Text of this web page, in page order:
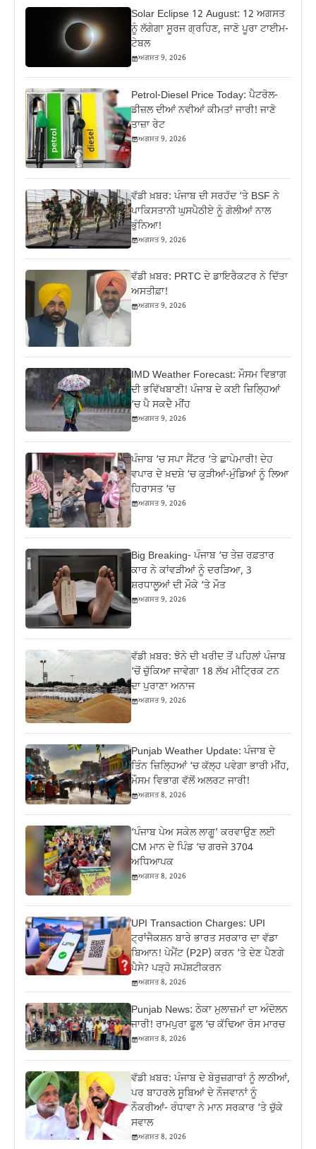
Solar Eclipse 12 August: 12 ਅਗਸਤ
ਨੂੰ ਲੱਗੇਗਾ ਸੂਰਜ ਗ੍ਰਹਿਣ, ਜਾਣੋ ਪੂਰਾ ਟਾਈਮ-
ਟੇਬਲ
ਅਗਸਤ 9, 2026
Petrol-Diesel Price Today: ਪੈਟਰੋਲ-
ਡੀਜ਼ਲ ਦੀਆਂ ਨਵੀਆਂ ਕੀਮਤਾਂ ਜਾਰੀ! ਜਾਣੋ
ਤਾਜ਼ਾ ਰੇਟ
ਅਗਸਤ 9, 2026
ਵੱਡੀ ਖ਼ਬਰ: ਪੰਜਾਬ ਦੀ ਸਰਹੱਦ ‘ਤੇ BSF ਨੇ
ਪਾਕਿਸਤਾਨੀ ਘੁਸਪੈਠੀਏ ਨੂੰ ਗੋਲੀਆਂ ਨਾਲ
ਭੁੰਨਿਆ!
ਅਗਸਤ 9, 2026
ਵੱਡੀ ਖ਼ਬਰ: PRTC ਦੇ ਡਾਇਰੈਕਟਰ ਨੇ ਦਿੱਤਾ
ਅਸਤੀਫ਼ਾ!
ਅਗਸਤ 9, 2026
IMD Weather Forecast: ਮੌਸਮ ਵਿਭਾਗ
ਦੀ ਭਵਿੱਖਬਾਣੀ! ਪੰਜਾਬ ਦੇ ਕਈ ਜ਼ਿਲ੍ਹਿਆਂ
‘ਚ ਪੈ ਸਕਦੈ ਮੀਂਹ
ਅਗਸਤ 9, 2026
ਪੰਜਾਬ ‘ਚ ਸਪਾ ਸੈਂਟਰ ‘ਤੇ ਛਾਪੇਮਾਰੀ! ਦੇਹ
ਵਪਾਰ ਦੇ ਖ਼ਦਸ਼ੇ ‘ਚ ਕੁੜੀਆਂ-ਮੁੰਡਿਆਂ ਨੂੰ ਲਿਆ
ਹਿਰਾਸਤ ‘ਚ
ਅਗਸਤ 9, 2026
Big Breaking- ਪੰਜਾਬ ‘ਚ ਤੇਜ਼ ਰਫ਼ਤਾਰ
ਕਾਰ ਨੇ ਕਾਂਵੜੀਆਂ ਨੂੰ ਦਰੜਿਆ, 3
ਸ਼ਰਧਾਲੂਆਂ ਦੀ ਮੌਕੇ ‘ਤੇ ਮੌਤ
ਅਗਸਤ 9, 2026
ਵੱਡੀ ਖ਼ਬਰ: ਝੋਨੇ ਦੀ ਖਰੀਦ ਤੋਂ ਪਹਿਲਾਂ ਪੰਜਾਬ
‘ਚੋਂ ਚੁੱਕਿਆ ਜਾਵੇਗਾ 18 ਲੱਖ ਮੀਟ੍ਰਿਕ ਟਨ
ਦਾ ਪੁਰਾਣਾ ਅਨਾਜ
ਅਗਸਤ 9, 2026
Punjab Weather Update: ਪੰਜਾਬ ਦੇ
ਤਿੰਨ ਜ਼‍ਿਲ੍ਹਿਆਂ ‘ਚ ਕੱਲ੍ਹ ਪਵੇਗਾ ਭਾਰੀ ਮੀਂਹ,
ਮੌਸਮ ਵਿਭਾਗ ਵੱਲੋਂ ਅਲਰਟ ਜਾਰੀ!
ਅਗਸਤ 8, 2026
‘ਪੰਜਾਬ ਪੇਅ ਸਕੇਲ ਲਾਗੂ’ ਕਰਵਾਉਣ ਲਈ
CM ਮਾਨ ਦੇ ਪਿੰਡ ‘ਚ ਗਰਜੇ 3704
ਅਧਿਆਪਕ
ਅਗਸਤ 8, 2026
UPI Transaction Charges: UPI
ਟ੍ਰਾਂਜੈਕਸ਼ਨ ਬਾਰੇ ਭਾਰਤ ਸਰਕਾਰ ਦਾ ਵੱਡਾ
ਬਿਆਨ! ਪੇਮੈਂਟ (P2P) ਕਰਨ ‘ਤੇ ਦੇਣ ਪੈਣਗੇ
ਪੈਸੇ? ਪੜ੍ਹੋ ਸਪੱਸ਼ਟੀਕਰਨ
ਅਗਸਤ 8, 2026
Punjab News: ਠੇਕਾ ਮੁਲਾਜ਼ਮਾਂ ਦਾ ਅੰਦੋਲਨ
ਜਾਰੀ! ਰਾਮਪੁਰਾ ਫੂਲ ‘ਚ ਕੱਢਿਆ ਰੋਸ ਮਾਰਚ
ਅਗਸਤ 8, 2026
ਵੱਡੀ ਖ਼ਬਰ: ਪੰਜਾਬ ਦੇ ਬੇਰੁਜ਼ਗਾਰਾਂ ਨੂੰ ਲਾਠੀਆਂ,
ਪਰ ਬਾਹਰਲੇ ਸੂਬਿਆਂ ਦੇ ਨੌਜਵਾਨਾਂ ਨੂੰ
ਨੌਕਰੀਆਂ- ਰੰਧਾਵਾ ਨੇ ਮਾਨ ਸਰਕਾਰ ‘ਤੇ ਚੁੱਕੇ
ਸਵਾਲ
ਅਗਸਤ 8, 2026